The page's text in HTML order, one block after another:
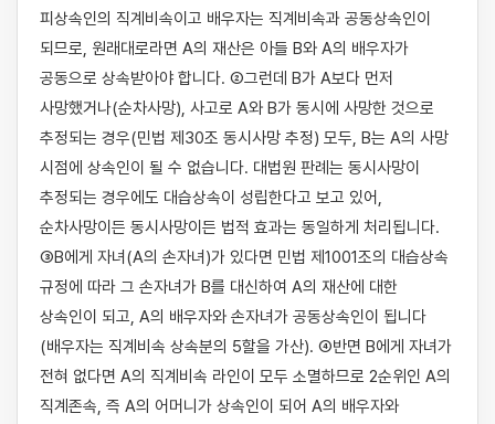
피상속인의 직계비속이고 배우자는 직계비속과 공동상속인이
되므로, 원래대로라면 A의 재산은 아들 B와 A의 배우자가
공동으로 상속받아야 합니다. ②그런데 B가 A보다 먼저
사망했거나(순차사망), 사고로 A와 B가 동시에 사망한 것으로
추정되는 경우(민법 제30조 동시사망 추정) 모두, B는 A의 사망
시점에 상속인이 될 수 없습니다. 대법원 판례는 동시사망이
추정되는 경우에도 대습상속이 성립한다고 보고 있어,
순차사망이든 동시사망이든 법적 효과는 동일하게 처리됩니다.
③B에게 자녀(A의 손자녀)가 있다면 민법 제1001조의 대습상속
규정에 따라 그 손자녀가 B를 대신하여 A의 재산에 대한
상속인이 되고, A의 배우자와 손자녀가 공동상속인이 됩니다
(배우자는 직계비속 상속분의 5할을 가산). ④반면 B에게 자녀가
전혀 없다면 A의 직계비속 라인이 모두 소멸하므로 2순위인 A의
직계존속, 즉 A의 어머니가 상속인이 되어 A의 배우자와